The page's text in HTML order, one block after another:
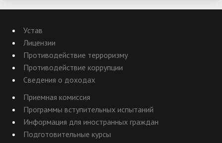
Устав
Лицензии
Противодействие терроризму
Противодействие коррупции
Сведения о доходах
Приемная комиссия
Программы вступительных испытаний
Информация для иностранных граждан
Подготовительные курсы